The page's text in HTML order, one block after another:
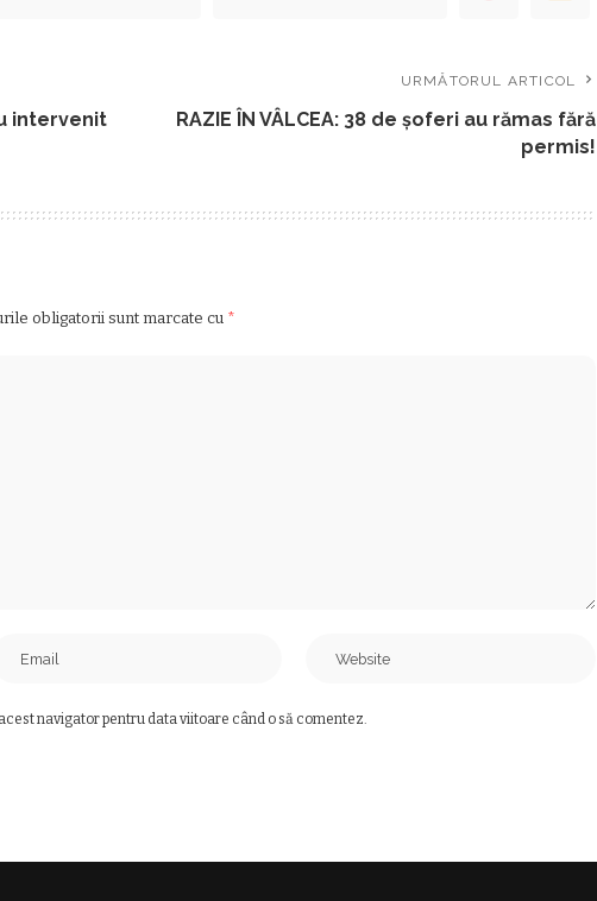
intervenit
URMĂTORUL ARTICOL
RAZIE ÎN VÂLCEA: 38 de șoferi au rămas fără
permis!
obligatorii sunt marcate cu *
navigator pentru data viitoare când o să comentez.